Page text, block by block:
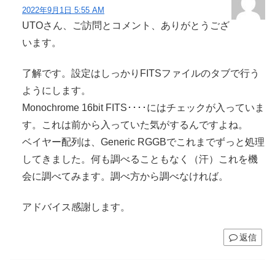
2022年9月1日 5:55 AM
UTOさん、ご訪問とコメント、ありがとうござ
います。
了解です。設定はしっかりFITSファイルのタブで行う
ようにします。
Monochrome 16bit FITS････にはチェックが入っていま
す。これは前から入っていた気がするんですよね。
ベイヤー配列は、Generic RGGBでこれまでずっと処理
してきました。何も調べることもなく（汗）これを機
会に調べてみます。調べ方から調べなければ。
アドバイス感謝します。
返信